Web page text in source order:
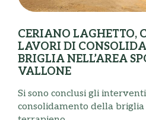
CERIANO LAGHETTO,
LAVORI DI
BRIGLIA NELL’AREA
VALLONE
Si sono conclusi gli
consolidamento della